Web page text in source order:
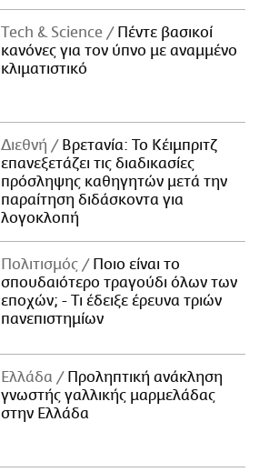
Τech & Science
Πέντε βασικοί
κανόνες για τον ύπνο με αναμμένο
κλιματιστικό
Διεθνή
Βρετανία: Το Κέιμπριτζ
επανεξετάζει τις διαδικασίες
πρόσληψης καθηγητών μετά την
παραίτηση διδάσκοντα για
λογοκλοπή
Πολιτισμός
Ποιο είναι το
σπουδαιότερο τραγούδι όλων των
εποχών; - Τι έδειξε έρευνα τριών
πανεπιστημίων
Ελλάδα
Προληπτική ανάκληση
γνωστής γαλλικής μαρμελάδας
στην Ελλάδα